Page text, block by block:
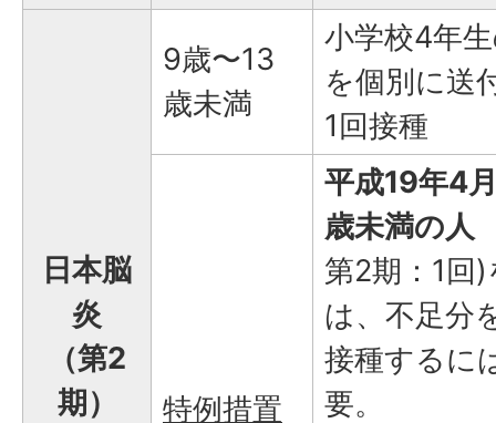
日本脳
炎
（第2
期）
9歳〜13
歳未満
小学校4年
を個別に送
1回接種
特例措置
平成19年4
歳未満の人
第2期：1回
は、不足分
接種するに
要。